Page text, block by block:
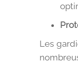
Les